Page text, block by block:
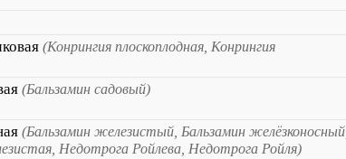
(Конрингия плоскоплодная, Конрингия
(Бальзамин садовый)
(Бальзамин железистый, Бальзамин желёзконосный,
Недотрога Ройлева, Недотрога Ройля)